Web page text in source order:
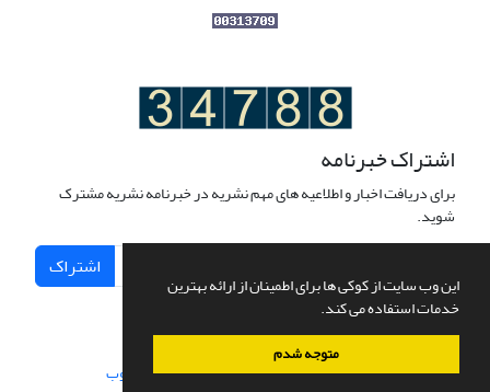
این وب سایت از کوکی ها برای اطمینان از ارائه بهترین
خدمات استفاده می کند.
متوجه شدم
اشتراک خبرنامه
برای دریافت اخبار و اطلاعیه های مهم نشریه در خبرنامه نشریه مشترک
شوید.
اشتراک
سامانه مدیریت نشریات علمی.طراحی و پیاده سازی از سیناوب